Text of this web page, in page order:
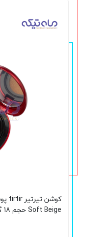
Soft Beige حجم 18 گرم